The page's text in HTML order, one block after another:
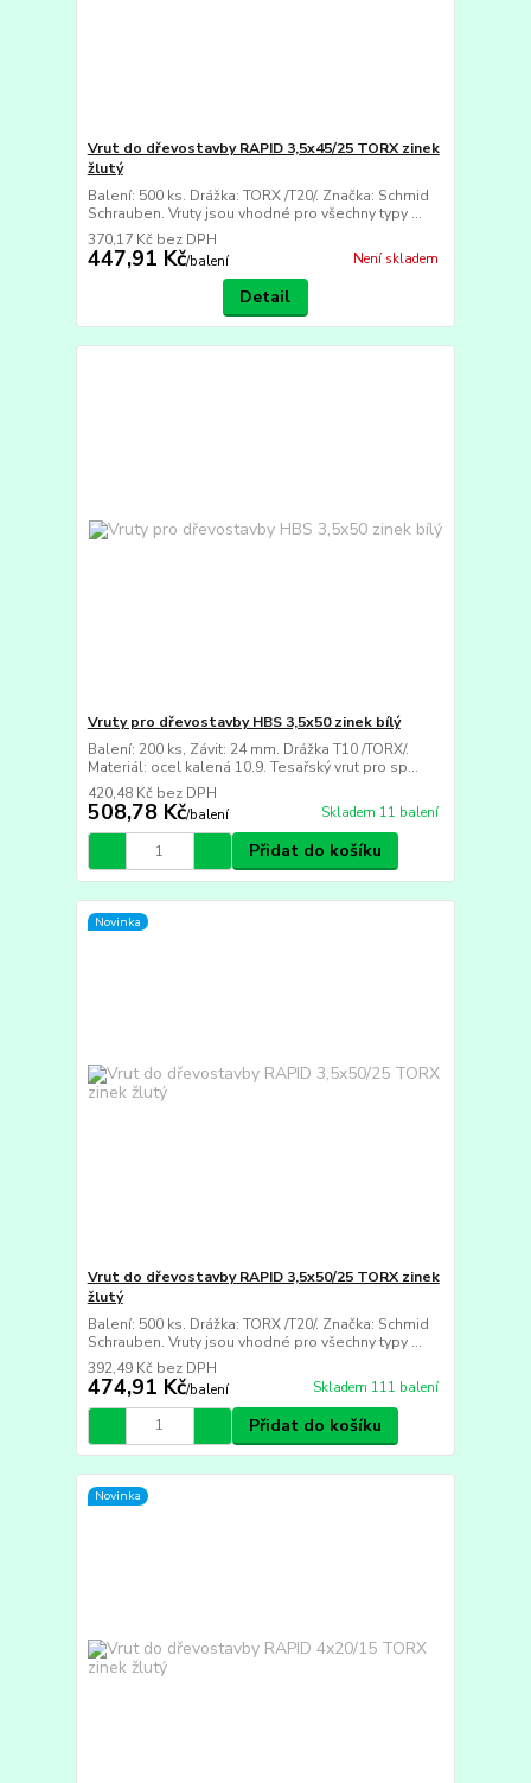
Vrut do dřevostavby RAPID 3,5x45/25 TORX zinek
žlutý
Balení: 500 ks. Drážka: TORX /T20/. Značka: Schmid
Schrauben. Vruty jsou vhodné pro všechny typy ...
447,91 Kč/balení
370,17 Kč bez DPH
Není skladem
Detail
Vruty pro dřevostavby HBS 3,5x50 zinek bílý
Balení: 200 ks, Závit: 24 mm. Drážka T10 /TORX/.
Materiál: ocel kalená 10.9. Tesařský vrut pro sp...
508,78 Kč/balení
420,48 Kč bez DPH
Skladem 11 balení
Přidat do košíku
Novinka
Vrut do dřevostavby RAPID 3,5x50/25 TORX zinek
žlutý
Balení: 500 ks. Drážka: TORX /T20/. Značka: Schmid
Schrauben. Vruty jsou vhodné pro všechny typy ...
474,91 Kč/balení
392,49 Kč bez DPH
Skladem 111 balení
Přidat do košíku
Novinka